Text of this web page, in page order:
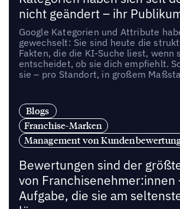
nicht geändert – ihr
Google Kategorien und Attribute
gewechselt: Sie sind heute die
Fakten, die die KI-Suche liest, wenn
entscheidet, ob sie dich empfiehlt.
sie – pro Standort, in großem
Blogs
Franchise-Marken
Management von
Bewertungen sind der
von Franchisenehmer:innen
Aufgabe, die sie am